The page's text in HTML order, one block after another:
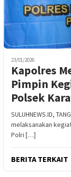
23/01/2026
Kapolres
Pimpin
Polsek
SULUHNEWS.ID,
melaksanakan
Polri […]
BERITA TERKAIT